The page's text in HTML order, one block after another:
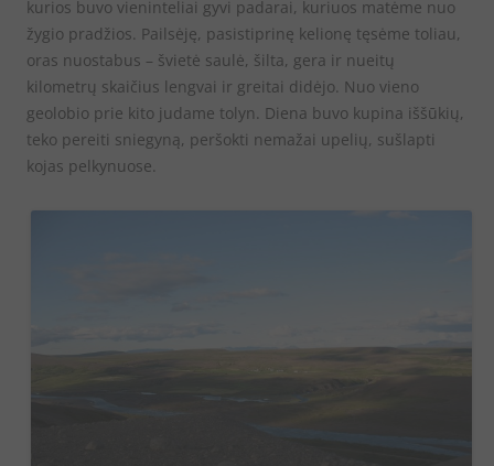
kurios buvo vieninteliai gyvi padarai, kuriuos matėme nuo
žygio pradžios. Pailsėję, pasistiprinę kelionę tęsėme toliau,
oras nuostabus – švietė saulė, šilta, gera ir nueitų
kilometrų skaičius lengvai ir greitai didėjo. Nuo vieno
geolobio prie kito judame tolyn. Diena buvo kupina iššūkių,
teko pereiti sniegyną, peršokti nemažai upelių, sušlapti
kojas pelkynuose.